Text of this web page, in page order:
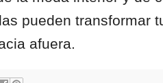
pueden transformar
afuera.